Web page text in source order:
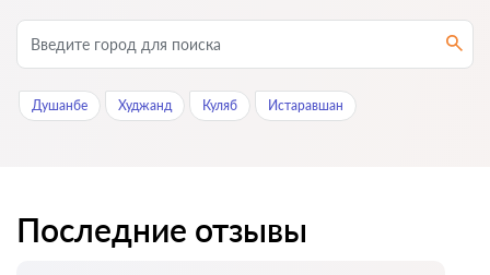
Душанбе Худжанд Куляб Истаравшан
Последние отзывы